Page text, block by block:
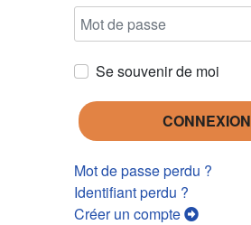
Mot de passe
Se souvenir de moi
CONNEXION
Mot de passe perdu ?
Identifiant perdu ?
Créer un compte